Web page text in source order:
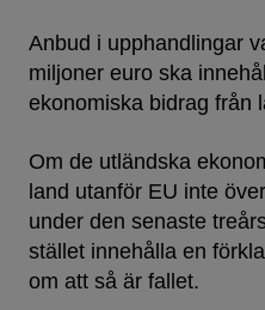
Anbud i upphandlingar
miljoner euro ska
ekonomiska bidrag från
Om de utländska
land utanför EU inte
under den senaste
stället innehålla en
om att så är fallet.